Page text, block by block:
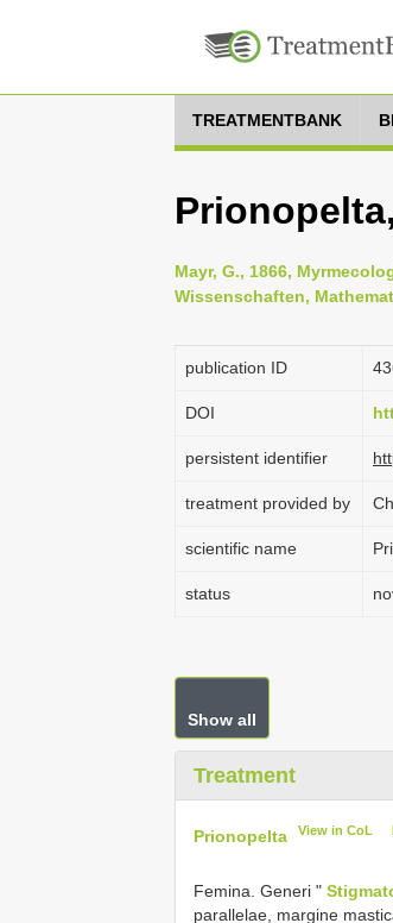
TREATMENTBANK
Mayr, G., 1866,
Wissenschaften,
publication ID
DOI
persistent identifier
treatment provided by
scientific name
status
Show all
Treatment
Prionopelta View in CoL
Femina. Generi "
parallelae, margine